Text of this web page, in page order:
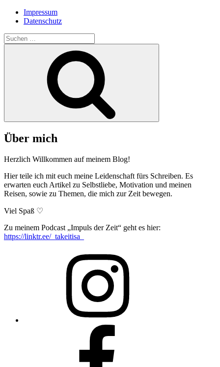
Impressum
Datenschutz
Suche
nach:
Über mich
Herzlich Willkommen auf meinem Blog!
Hier teile ich mit euch meine Leidenschaft fürs Schreiben. Es
erwarten euch Artikel zu Selbstliebe, Motivation und meinen
Reisen, sowie zu Themen, die mich zur Zeit bewegen.
Viel Spaß ♡
Zu meinem Podcast „Impuls der Zeit“ geht es hier:
https://linktr.ee/_takeitisa_